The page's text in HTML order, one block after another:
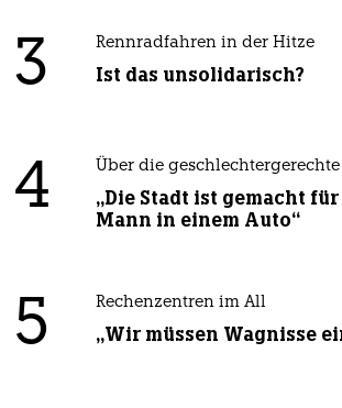
3 Rennradfahren in der Hitze
Ist das unsolidarisch?
4 Über die geschlechtergerechte
„Die Stadt ist gemacht
Mann in einem Auto“
5 Rechenzentren im All
„Wir müssen Wagnisse